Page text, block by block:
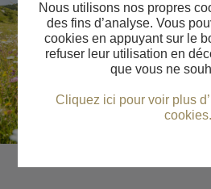
Nous utilisons nos propres
des fins d’analyse. Vous
cookies en appuyant sur le
refuser leur utilisation en
que vous ne
Cliquez ici pour voir plus
cookies.